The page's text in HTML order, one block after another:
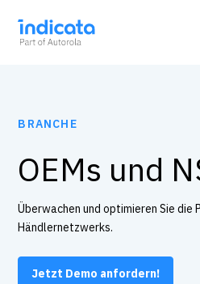
BRANCHE
OEMs und
Überwachen und optimieren Sie die
Händlernetzwerks.
Jetzt Demo anfordern!